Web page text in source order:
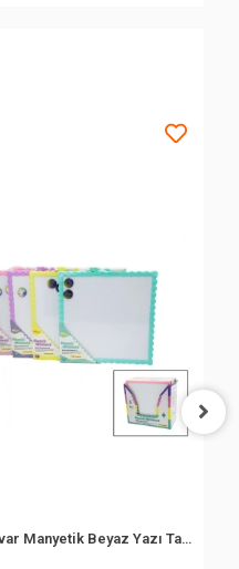
Bidebuvar Manyetik Beyaz Yazı Tahtası - Çift Taraflı - 29x29 cm - Renkli Çerçeve